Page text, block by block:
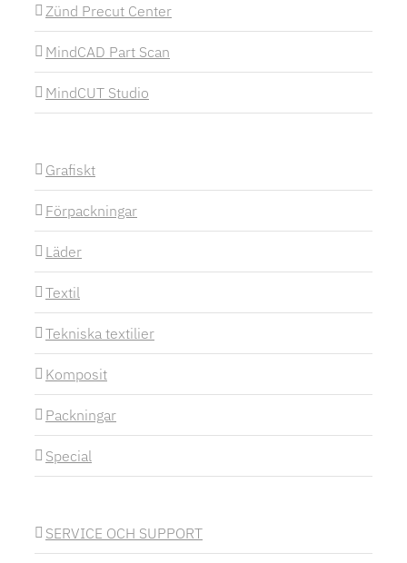
Zünd Precut Center
MindCAD Part Scan
MindCUT Studio
Grafiskt
Förpackningar
Läder
Textil
Tekniska textilier
Komposit
Packningar
Special
SERVICE OCH SUPPORT